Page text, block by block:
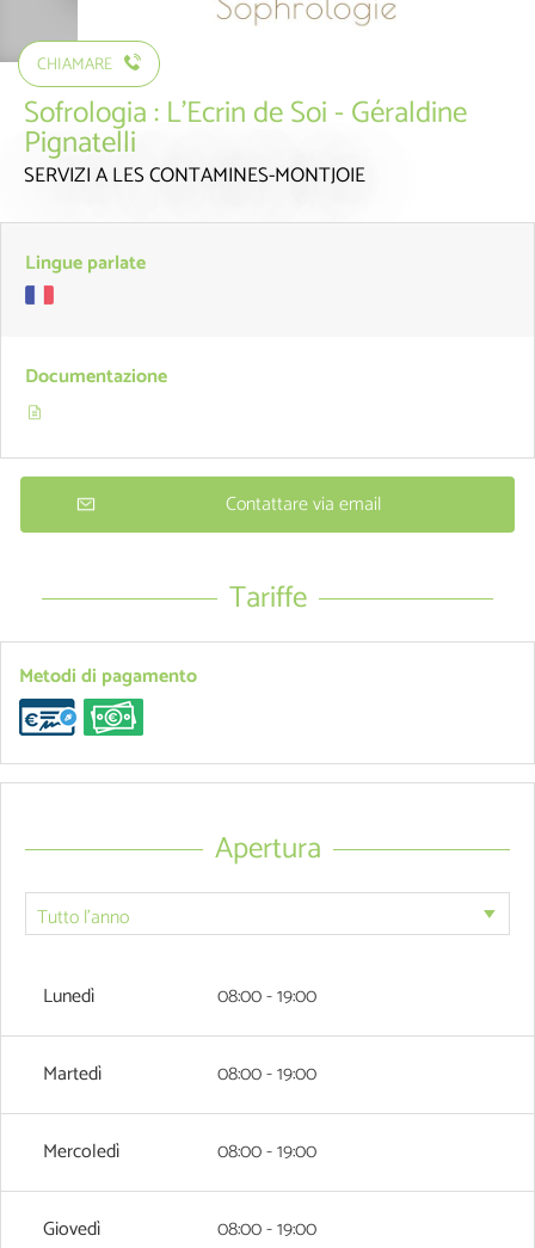
CHIAMARE
Sofrologia : L'Ecrin de Soi - Géraldine
Pignatelli
SERVIZIA LES CONTAMINES-MONTJOIE
Lingue parlate
Documentazione
Contattare via email
Tariffe
Metodi di pagamento
Apertura
Lunedì 08:00 - 19:00
Martedì 08:00 - 19:00
Mercoledì 08:00 - 19:00
Giovedì 08:00 - 19:00